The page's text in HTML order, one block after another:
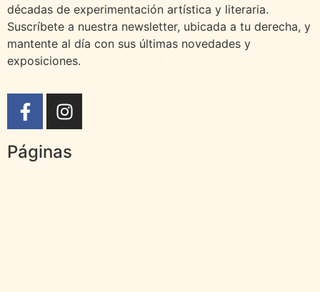
décadas de experimentación artística y literaria.
Suscríbete a nuestra newsletter, ubicada a tu derecha, y
mantente al día con sus últimas novedades y
exposiciones.
Páginas